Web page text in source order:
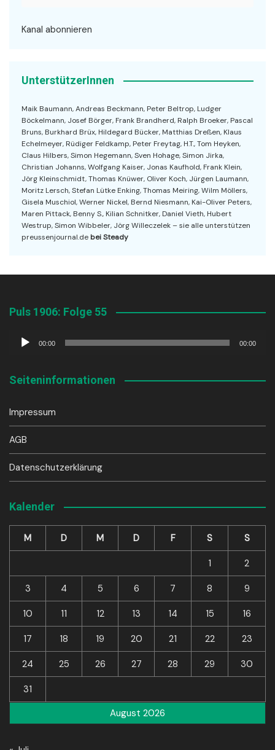
Kanal abonnieren
UnterstützerInnen
Maik Baumann, Andreas Beckmann, Peter Beltrop, Ludger
Böckelmann, Josef Börger, Frank Brandherd, Ralph Broeker, Pascal
Bruns, Burkhard Brüx, Hildegard Bücker, Matthias Dreßen, Klaus
Echelmeyer, Rüdiger Feldkamp, Peter Freytag, H.T., Tom Heyken,
Claus Hilbers, Simon Hegemann, Sven Hohage, Simon Jirka,
Christian Johanns, Wolfgang Kaiser, Jonas Kaufhold, Frank Klein,
Jörg Kleinschmidt, Thomas Knüwer, Oliver Koch, Jürgen Laumann,
Moritz Lersch, Stefan Lütke Enking, Thomas Meiring, Wilm Möllers,
Gisela Muschiol, Werner Nickel, Bernd Niesmann, Kai-Oliver Peters,
Maren Pittack, Benny S., Kilian Schnitker, Daniel Vieth, Hubert
Westrup, Simon Wibbeler, Jörg Willeczelek – sie alle unterstützen
preussenjournal.de bei Steady
Puls 1906: Folge 55
Audio-
00:00 00:00
Seiteninformationen
Impressum
AGB
Datenschutzerklärung
Kalender
August 2026
M D M D F S S
1 2
3 4 5 6 7 8 9
10 11 12 13 14 15 16
17 18 19 20 21 22 23
24 25 26 27 28 29 30
31